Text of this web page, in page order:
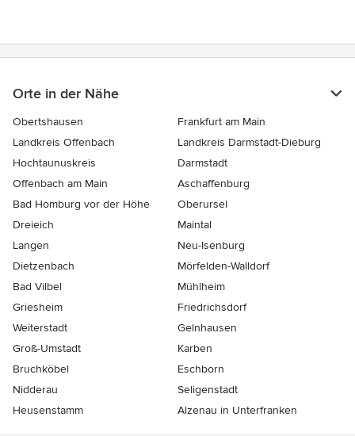
Orte in der Nähe
Obertshausen
Frankfurt am Main
Landkreis Offenbach
Landkreis Darmstadt-Dieburg
Hochtaunuskreis
Darmstadt
Offenbach am Main
Aschaffenburg
Bad Homburg vor der Höhe
Oberursel
Dreieich
Maintal
Langen
Neu-Isenburg
Dietzenbach
Mörfelden-Walldorf
Bad Vilbel
Mühlheim
Griesheim
Friedrichsdorf
Weiterstadt
Gelnhausen
Groß-Umstadt
Karben
Bruchköbel
Eschborn
Nidderau
Seligenstadt
Heusenstamm
Alzenau in Unterfranken